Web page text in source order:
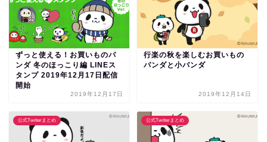
ずっと使える！お買いものパ
ンダ 冬のほっこり編 LINEス
タンプ 2019年12月17日配信
開始
2019年12月17日
行楽の秋を楽しむお買いもの
パンダと小パンダ
2019年12月14日
公式Twitterまとめ 公式Twitterまとめ